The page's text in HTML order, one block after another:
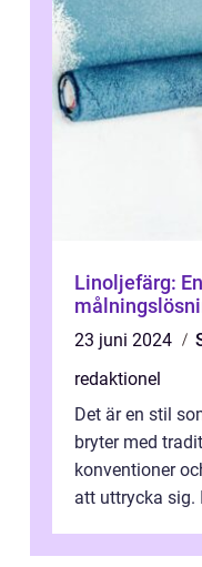
Linoljefärg:
23 juni 2024
redaktionel
Det är en stil
bryter med
konventioner
att uttrycka sig.